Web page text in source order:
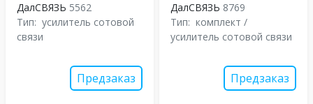
ДалСВЯЗЬ 5562
Тип: усилитель сотовой
связи
Предзаказ
ДалСВЯЗЬ 8769
Тип: комплект /
усилитель сотовой связи
Предзаказ